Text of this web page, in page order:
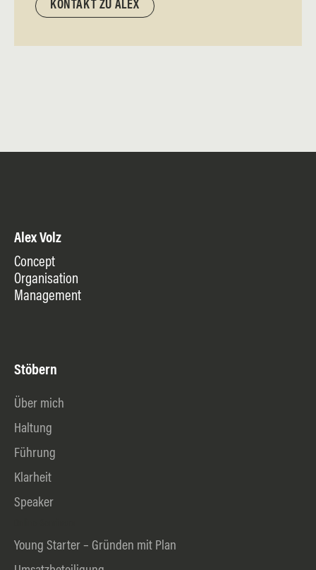
KONTAKT ZU ALEX
Alex Volz
Concept
Organisation
Management
Stöbern
Über mich
Haltung
Führung
Klarheit
Speaker
Young Starter – Gründen mit Plan